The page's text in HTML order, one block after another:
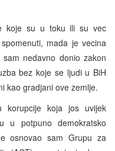
koje su u toku ili su vec
mada je vecina
nedavno donio zakon
bez koje se ljudi u BiH
kao gradjani ove zemlje.
korupcije koja jos uvijek
u potpuno demokratsko
osnovao sam Grupu za